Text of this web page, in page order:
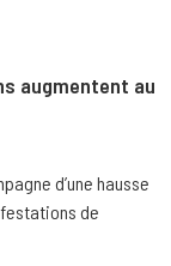
augmentent au
d’une hausse
de